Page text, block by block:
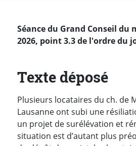
Séance du Grand Conseil du
2026, point 3.3 de l'ordre du
Texte déposé
Plusieurs locataires du ch. de
Lausanne ont subi une
un projet de surélévation et
situation est d’autant plus